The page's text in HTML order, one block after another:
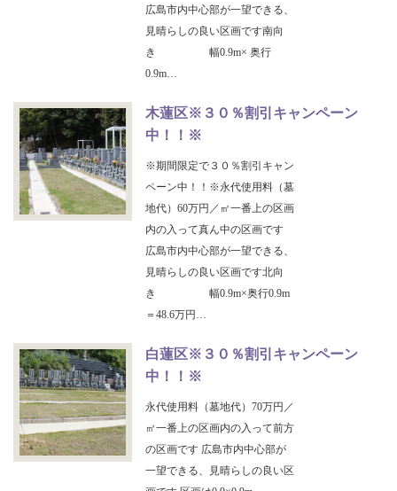
広島市内中心部が一望できる、
見晴らしの良い区画です南向
き 幅0.9m× 奥行
0.9m…
木蓮区※３０％割引キャンペーン
中！！※
※期間限定で３０％割引キャン
ペーン中！！※永代使用料（墓
地代）60万円／㎡一番上の区画
内の入って真ん中の区画です
広島市内中心部が一望できる、
見晴らしの良い区画です北向
き 幅0.9m×奥行0.9m
＝48.6万円…
白蓮区※３０％割引キャンペーン
中！！※
永代使用料（墓地代）70万円／
㎡一番上の区画内の入って前方
の区画です 広島市内中心部が
一望できる、見晴らしの良い区